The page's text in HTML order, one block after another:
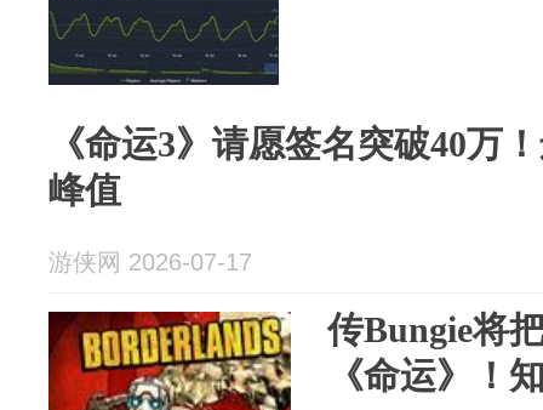
《命运3》请愿签名突破40万
峰值
游侠网 2026-07-17
传Bungie将
《命运》！